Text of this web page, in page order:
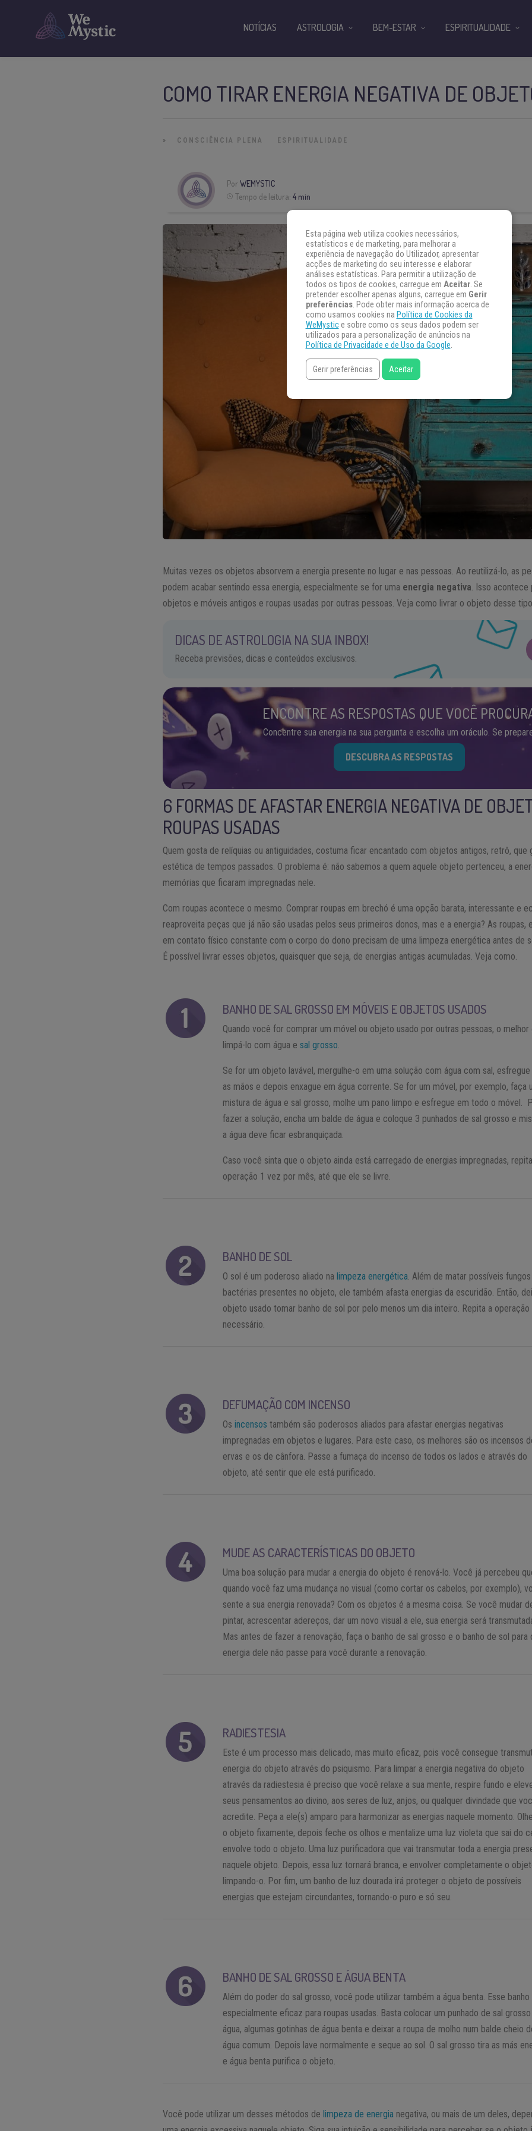
COMO TIRAR ENERGIA NEGATIVA DE
» CONSCIÊNCIA PLENA ESPIRITUALIDADE
Por WEMYSTIC
Tempo de leitura: 4 min
Muitas vezes os objetos absorvem a energia presente no lugar e nas pessoas. Ao reutilizá-lo, as
podem acabar sentindo essa energia, especialmente se for uma energia negativa. Isso acontece
objetos e móveis antigos e roupas usadas por outras pessoas. Veja como livrar o objeto desse
DICAS DE ASTROLOGIA NA SUA INBOX!
Receba previsões, dicas e conteúdos exclusivos.
ENCONTRE AS RESPOSTAS QUE VOCÊ
Concentre sua energia na sua pergunta e escolha um oráculo. Se
DESCUBRA AS RESPOSTAS
6 FORMAS DE AFASTAR ENERGIA NEGATIVA DE
ROUPAS USADAS
Quem gosta de relíquias ou antiguidades, costuma ficar encantado com objetos antigos, retrô, que
estética de tempos passados. O problema é: não sabemos a quem aquele objeto pertenceu, a
memórias que ficaram impregnadas nele.
Com roupas acontece o mesmo. Comprar roupas em brechó é uma opção barata, interessante e
reaproveita peças que já não são usadas pelos seus primeiros donos, mas e a energia? As
em contato físico constante com o corpo do dono precisam de uma limpeza energética antes de
É possível livrar esses objetos, quaisquer que seja, de energias antigas acumuladas. Veja como.
BANHO DE SAL GROSSO EM MÓVEIS E OBJETOS USADOS
Quando você for comprar um móvel ou objeto usado por outras pessoas, o melhor
limpá-lo com água esal grosso.
Se for um objeto lavável, mergulhe-o em uma solução com água com sal,
as mãos e depois enxague em água corrente. Se for um móvel, por exemplo, faça
mistura de água e sal grosso, molhe um pano limpo e esfregue em todo o móvel.
fazer a solução, encha um balde de água e coloque 3 punhados de sal grosso e
a água deve ficar esbranquiçada.
Caso você sinta que o objeto ainda está carregado de energias impregnadas,
operação 1 vez por mês, até que ele se livre.
BANHO DE SOL
O sol é um poderoso aliado na limpeza energética. Além de matar possíveis
bactérias presentes no objeto, ele também afasta energias da escuridão. Então,
objeto usado tomar banho de sol por pelo menos um dia inteiro. Repita a operação
necessário.
DEFUMAÇÃO COM INCENSO
Osincensos também são poderosos aliados para afastar energias negativas
impregnadas em objetos e lugares. Para este caso, os melhores são os incensos
ervas e os de cânfora. Passe a fumaça do incenso de todos os lados e através do
objeto, até sentir que ele está purificado.
MUDE AS CARACTERÍSTICAS DO OBJETO
Uma boa solução para mudar a energia do objeto é renová-lo. Você já percebeu
quando você faz uma mudança no visual (como cortar os cabelos, por exemplo),
sente a sua energia renovada? Com os objetos é a mesma coisa. Se você mudar
pintar, acrescentar adereços, dar um novo visual a ele, sua energia será
Mas antes de fazer a renovação, faça o banho de sal grosso e o banho de sol para
energia dele não passe para você durante a renovação.
RADIESTESIA
Este é um processo mais delicado, mas muito eficaz, pois você consegue
energia do objeto através do psiquismo. Para limpar a energia negativa do objeto
através da radiestesia é preciso que você relaxe a sua mente, respire fundo e
seus pensamentos ao divino, aos seres de luz, anjos, ou qualquer divindade que
acredite. Peça a ele(s) amparo para harmonizar as energias naquele momento.
o objeto fixamente, depois feche os olhos e mentalize uma luz violeta que sai do
envolve todo o objeto. Uma luz purificadora que vai transmutar toda a energia
naquele objeto. Depois, essa luz tornará branca, e envolver completamente o
limpando-o. Por fim, um banho de luz dourada irá proteger o objeto de possíveis
energias que estejam circundantes, tornando-o puro e só seu.
BANHO DE SAL GROSSO E ÁGUA BENTA
Além do poder do sal grosso, você pode utilizar também a água benta. Esse banho
especialmente eficaz para roupas usadas. Basta colocar um punhado de sal grosso
água, algumas gotinhas de água benta e deixar a roupa de molho num balde cheio
água comum. Depois lave normalmente e seque ao sol. O sal grosso tira as más
e água benta purifica o objeto.
Você pode utilizar um desses métodos de limpeza de energia negativa, ou mais de um deles,
NOTÍCIAS ASTROLOGIA BEM-ESTAR ESPIRITUALIDADE
Esta página web utiliza cookies necessários,
estatísticos e de marketing, para melhorar a
experiência de navegação do Utilizador, apresentar
acções de marketing do seu interesse e elaborar
análises estatísticas. Para permitir a utilização de
todos os tipos de cookies, carregue em Aceitar. Se
pretender escolher apenas alguns, carregue em Gerir
preferências. Pode obter mais informação acerca de
como usamos cookies na Política de Cookies da
WeMystice sobre como os seus dados podem ser
utilizados para a personalização de anúncios na
Política de Privacidade e de Uso da Google.
Gerir preferências Aceitar